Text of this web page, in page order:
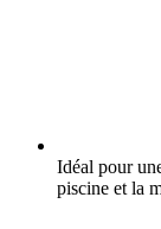
Idéal pour
piscine et la